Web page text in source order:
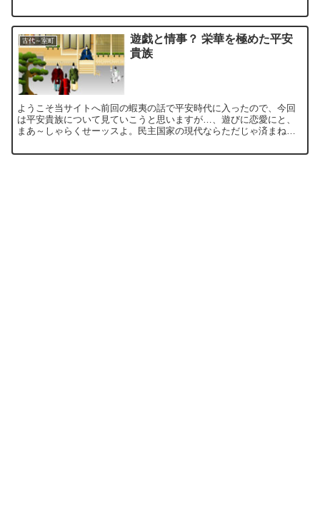
古代～室町
遊戯と情事？ 栄華を極めた平安
貴族
ようこそ当サイトへ前回の蝦夷の話で平安時代に入ったので、今回
は平安貴族について見ていこうと思いますが…、遊びに恋愛にと、
まあ～しゃらくせーッスよ。民主国家の現代ならただじゃ済まねー
前...